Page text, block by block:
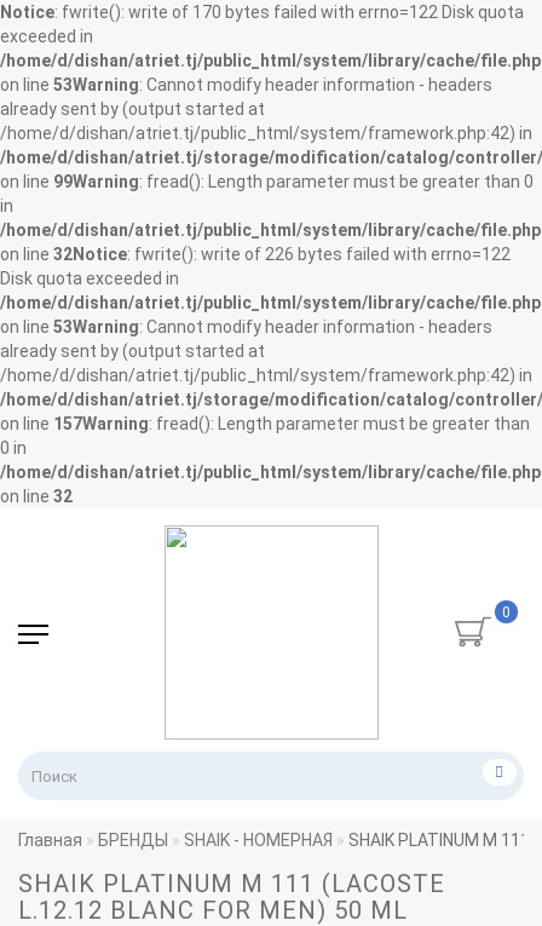
Notice: fwrite(): write of 170 bytes failed with errno=122 Disk quota
exceeded in
/home/d/dishan/atriet.tj/public_html/system/library/cache/file.php
on line 53Warning: Cannot modify header information - headers
already sent by (output started at
/home/d/dishan/atriet.tj/public_html/system/framework.php:42) in
/home/d/dishan/atriet.tj/storage/modification/catalog/
on line 99Warning: fread(): Length parameter must be greater than 0
in
/home/d/dishan/atriet.tj/public_html/system/library/cache/file.php
on line 32Notice: fwrite(): write of 226 bytes failed with errno=122
Disk quota exceeded in
/home/d/dishan/atriet.tj/public_html/system/library/cache/file.php
on line 53Warning: Cannot modify header information - headers
already sent by (output started at
/home/d/dishan/atriet.tj/public_html/system/framework.php:42) in
/home/d/dishan/atriet.tj/storage/modification/catalog/
on line 157Warning: fread(): Length parameter must be greater than
0 in
/home/d/dishan/atriet.tj/public_html/system/library/cache/file.php
on line 32
0
Главная БРЕНДЫ SHAIK - НОМЕРНАЯ SHAIK PLATINUM M 111
SHAIK PLATINUM M 111 (LACOSTE
L.12.12 BLANC FOR MEN) 50 ML